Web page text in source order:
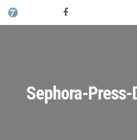
WORKSephora-